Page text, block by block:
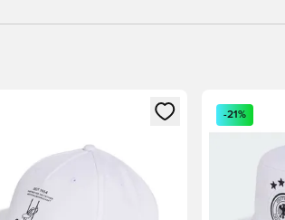
Modal för att logga in eller registrera dig som
Öppnar en
-21%